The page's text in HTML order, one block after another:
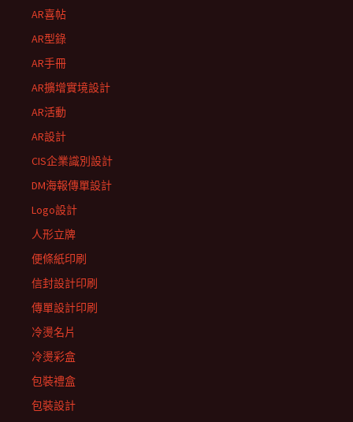
AR喜帖
AR型錄
AR手冊
AR擴增實境設計
AR活動
AR設計
CIS企業識別設計
DM海報傳單設計
Logo設計
人形立牌
便條紙印刷
信封設計印刷
傳單設計印刷
冷燙名片
冷燙彩盒
包裝禮盒
包裝設計